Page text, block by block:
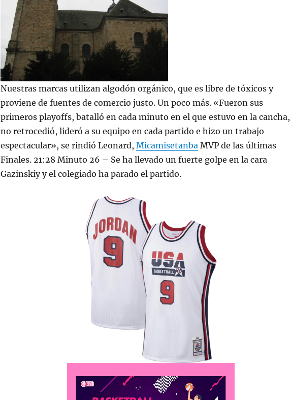
Nuestras marcas utilizan algodón orgánico, que es libre de tóxicos y
proviene de fuentes de comercio justo. Un poco más. «Fueron sus
primeros playoffs, batalló en cada minuto en el que estuvo en la cancha,
no retrocedió, lideró a su equipo en cada partido e hizo un trabajo
espectacular», se rindió Leonard, Micamisetanba MVP de las últimas
Finales. 21:28 Minuto 26 – Se ha llevado un fuerte golpe en la cara
Gazinskiy y el colegiado ha parado el partido.